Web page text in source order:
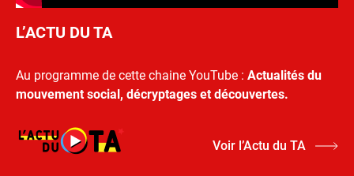
L’ACTU DU TA
Au programme de cette chaine YouTube : Actualités du
mouvement social, décryptages et découvertes.
Voir l’Actu du TA